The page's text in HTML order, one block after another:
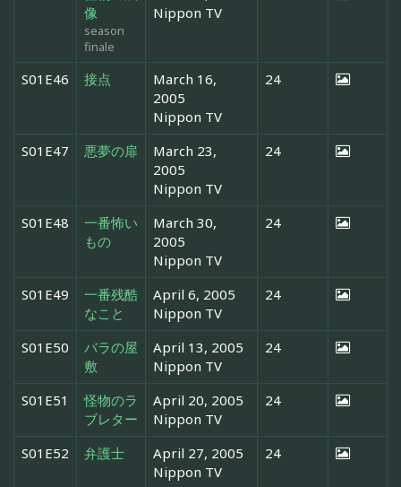
像
season
finale
Nippon TV
S01E46 接点
March 16,
2005
Nippon TV
24
S01E47 悪夢の扉
March 23,
2005
Nippon TV
24
S01E48
一番怖い
もの
March 30,
2005
Nippon TV
24
S01E49
一番残酷
なこと
April 6, 2005
Nippon TV
24
S01E50
バラの屋
敷
April 13, 2005
Nippon TV
24
S01E51
怪物のラ
ブレター
April 20, 2005
Nippon TV
24
S01E52 弁護士
April 27, 2005
Nippon TV
24